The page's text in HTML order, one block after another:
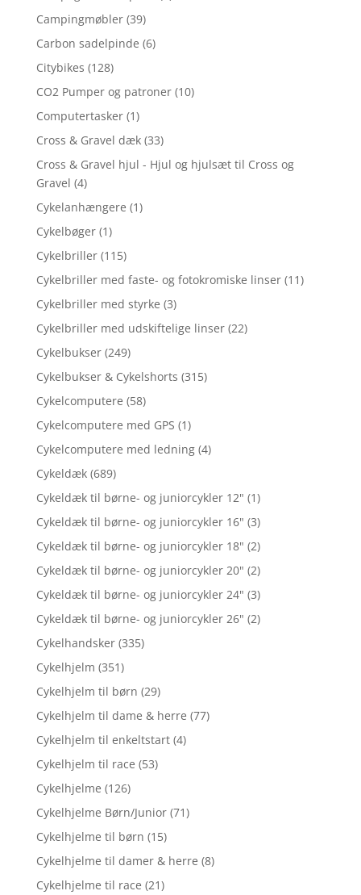
Campingmøbler (39)
Carbon sadelpinde (6)
Citybikes (128)
CO2 Pumper og patroner (10)
Computertasker (1)
Cross & Gravel dæk (33)
Cross & Gravel hjul - Hjul og hjulsæt til Cross og
Gravel (4)
Cykelanhængere (1)
Cykelbøger (1)
Cykelbriller (115)
Cykelbriller med faste- og fotokromiske linser (11)
Cykelbriller med styrke (3)
Cykelbriller med udskiftelige linser (22)
Cykelbukser (249)
Cykelbukser & Cykelshorts (315)
Cykelcomputere (58)
Cykelcomputere med GPS (1)
Cykelcomputere med ledning (4)
Cykeldæk (689)
Cykeldæk til børne- og juniorcykler 12" (1)
Cykeldæk til børne- og juniorcykler 16" (3)
Cykeldæk til børne- og juniorcykler 18" (2)
Cykeldæk til børne- og juniorcykler 20" (2)
Cykeldæk til børne- og juniorcykler 24" (3)
Cykeldæk til børne- og juniorcykler 26" (2)
Cykelhandsker (335)
Cykelhjelm (351)
Cykelhjelm til børn (29)
Cykelhjelm til dame & herre (77)
Cykelhjelm til enkeltstart (4)
Cykelhjelm til race (53)
Cykelhjelme (126)
Cykelhjelme Børn/Junior (71)
Cykelhjelme til børn (15)
Cykelhjelme til damer & herre (8)
Cykelhjelme til race (21)